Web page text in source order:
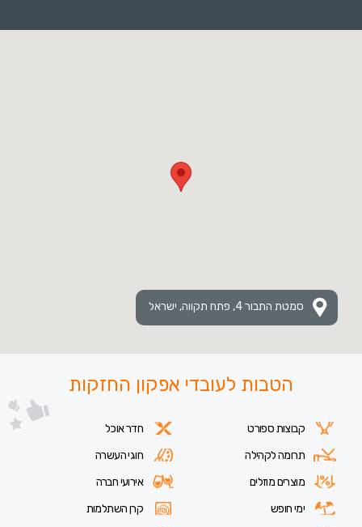
תקווה, סגולה.
סמטת התבור 4, פתח תקווה, ישראל
הטבות לעובדי אפקון החזקות
קבוצות ספורט
חדר אוכל
תרומה לקהילה
חוגי העשרה
מוצרים מוזלים
אירועי חברה
ימי חופש
קרן השתלמות